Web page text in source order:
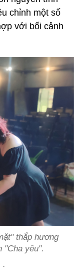
chỉnh một số
với bối cảnh
thắp hương
"Cha yêu".